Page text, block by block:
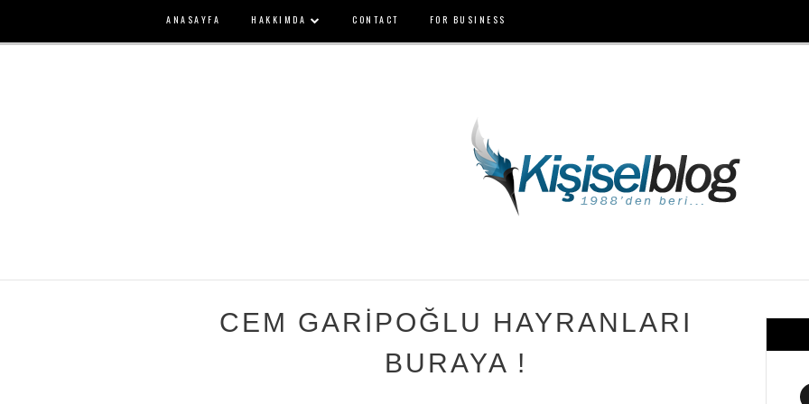
ANASAYFA HAKKIMDA CONTACT FOR BUSINESS
CEM GARİPOĞLU HAYRANLARI
BURAYA !